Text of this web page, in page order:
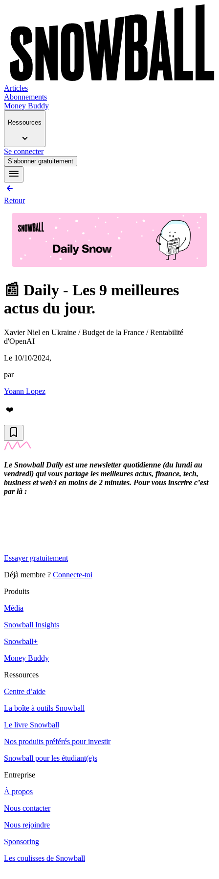
Articles
Abonnements
Money Buddy
Ressources
Se connecter
S’abonner gratuitement
Retour
📰 Daily - Les 9 meilleures
actus du jour.
Xavier Niel en Ukraine / Budget de la France / Rentabilité
d'OpenAI
Le 10/10/2024,
par
Yoann Lopez
❤️
Le Snowball Daily est une newsletter quotidienne (du lundi au
vendredi) qui vous partage les meilleures actus, finance, tech,
business et web3 en moins de 2 minutes. Pour vous inscrire c’est
par là :
Essayer gratuitement
Déjà membre ? Connecte-toi
Produits
Média
Snowball Insights
Snowball+
Money Buddy
Ressources
Centre d’aide
La boîte à outils Snowball
Le livre Snowball
Nos produits préférés pour investir
Snowball pour les étudiant(e)s
Entreprise
À propos
Nous contacter
Nous rejoindre
Sponsoring
Les coulisses de Snowball